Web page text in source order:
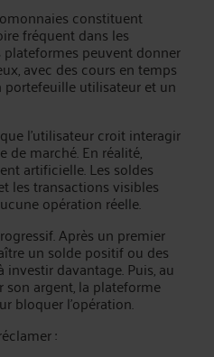
constituent
fréquent dans les
plateformes peuvent donner
avec des cours en temps
portefeuille utilisateur et un
l’utilisateur croit interagir
de marché. En réalité,
artificielle. Les soldes
les transactions visibles
opération réelle.
Après un premier
un solde positif ou des
davantage. Puis, au
argent, la plateforme
bloquer l’opération.
: